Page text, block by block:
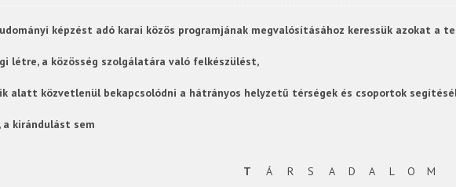
képzést adó karai közös programjának megvalósításához keressük azokat a
létre, a közösség szolgálatára való felkészülést,
alatt közvetlenül bekapcsolódni a hátrányos helyzetű térségek és csoportok
kirándulást sem
T Á R S A D A L O
M